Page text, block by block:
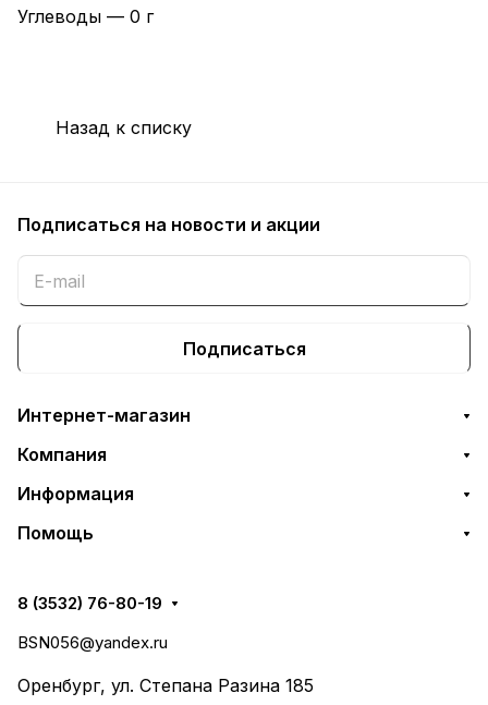
Углеводы — 0 г
Назад к списку
Подписаться на новости и акции
Подписаться
Интернет-магазин
Компания
Информация
Помощь
8 (3532) 76-80-19
BSN056@yandex.ru
Оренбург, ул. Степана Разина 185